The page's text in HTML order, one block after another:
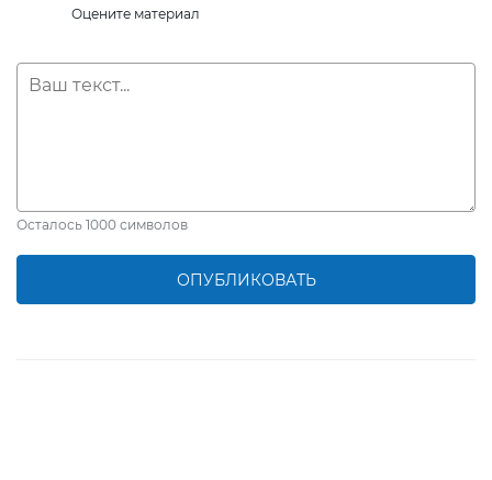
Оцените материал
Осталось 1000 символов
ОПУБЛИКОВАТЬ